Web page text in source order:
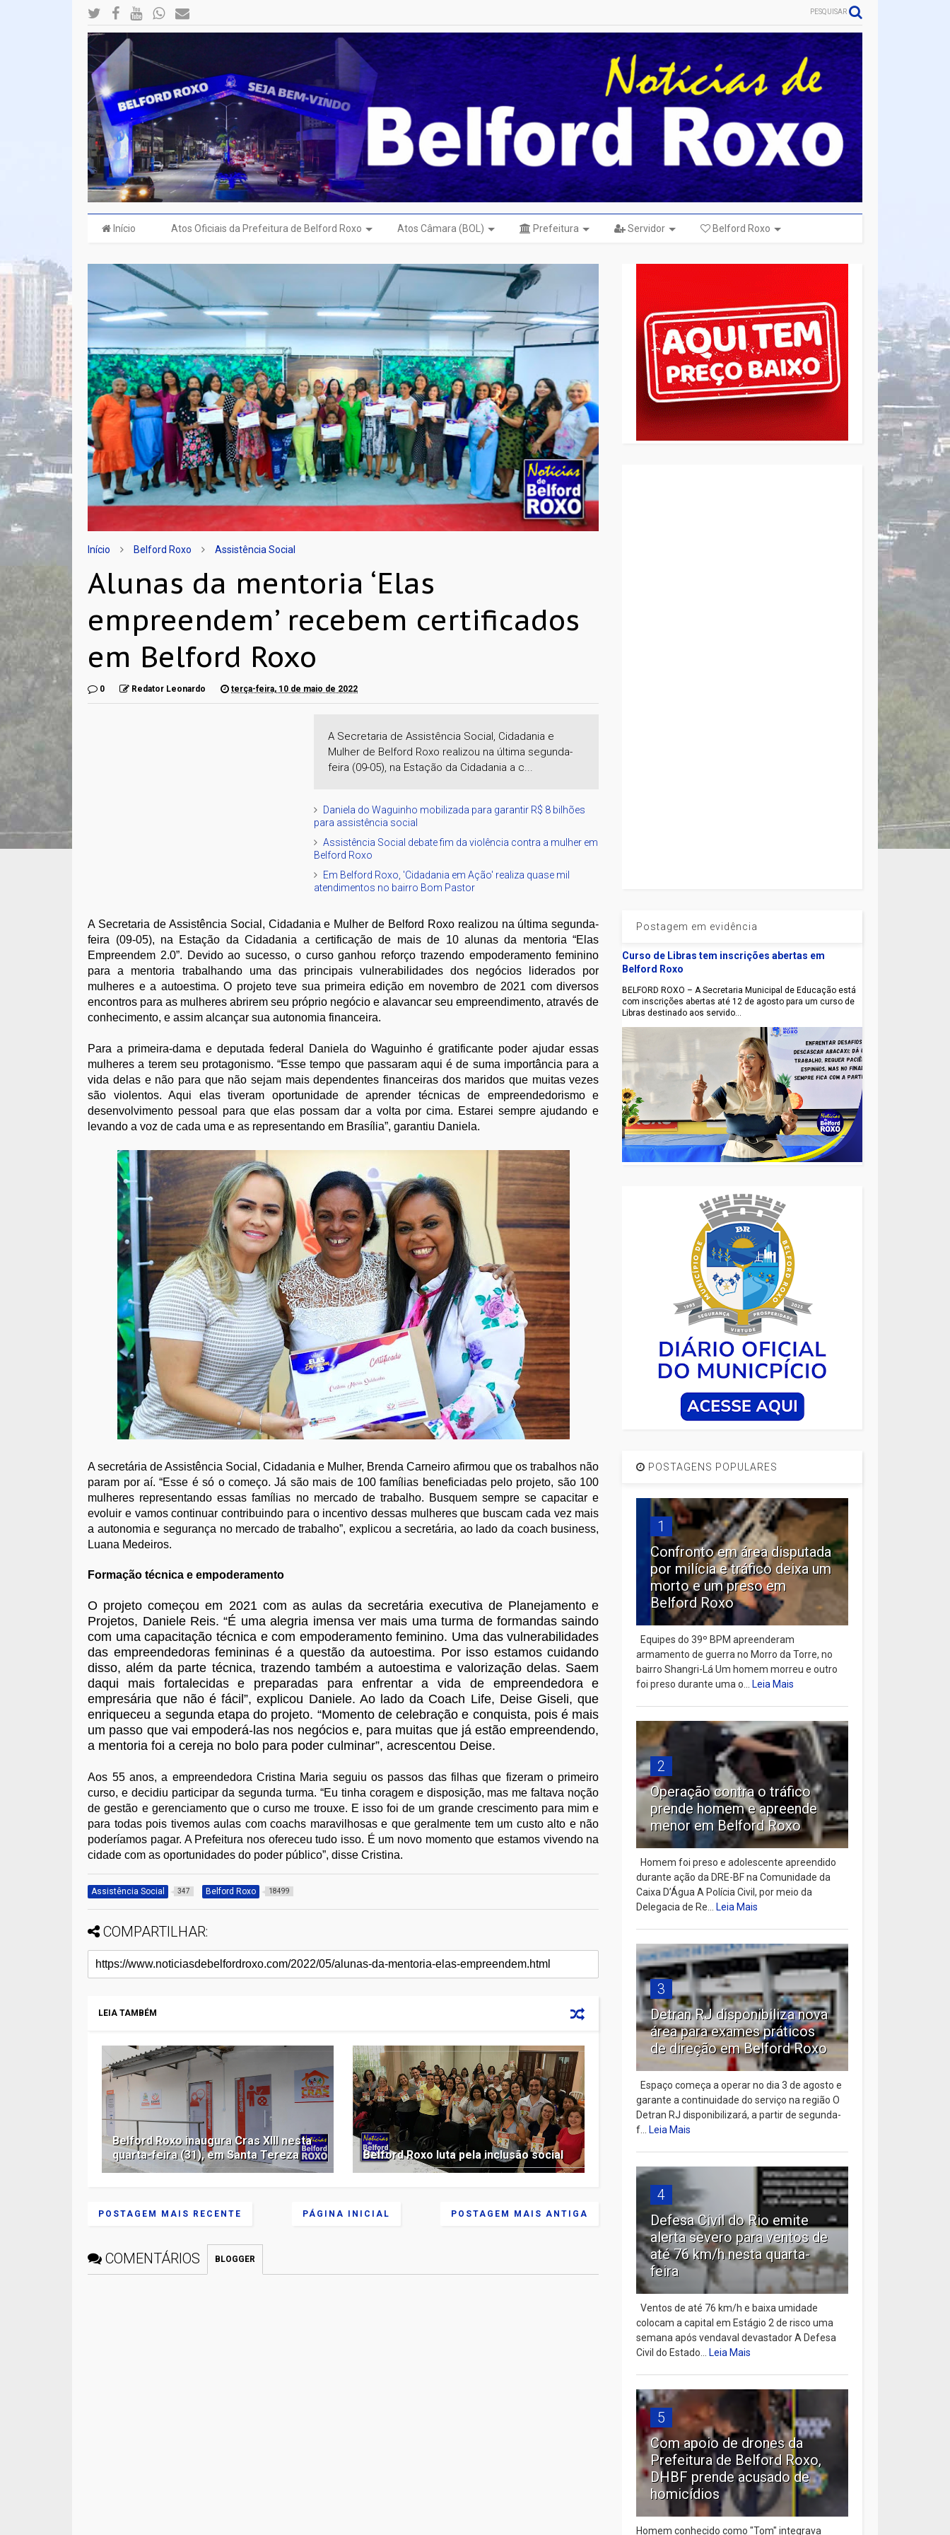
PESQUISAR
Início Atos Oficiais da Prefeitura de Belford Roxo Atos Câmara (BOL) Prefeitura Servidor Belford Roxo
Início Belford Roxo Assistência Social
Alunas da mentoria ‘Elas
empreendem’ recebem certificados
em Belford Roxo
0 Redator Leonardo terça-feira, 10 de maio de 2022
A Secretaria de Assistência Social, Cidadania e
Mulher de Belford Roxo realizou na última segunda-
feira (09-05), na Estação da Cidadania a c...
Daniela do Waguinho mobilizada para garantir R$ 8 bilhões
para assistência social
Assistência Social debate fim da violência contra a mulher em
Belford Roxo
Em Belford Roxo, 'Cidadania em Ação' realiza quase mil
atendimentos no bairro Bom Pastor
A Secretaria de Assistência Social, Cidadania e Mulher de Belford Roxo realizou na última segunda-
feira (09-05), na Estação da Cidadania a certificação de mais de 10 alunas da mentoria “Elas
Empreendem 2.0”. Devido ao sucesso, o curso ganhou reforço trazendo empoderamento feminino
para a mentoria trabalhando uma das principais vulnerabilidades dos negócios liderados por
mulheres e a autoestima. O projeto teve sua primeira edição em novembro de 2021 com diversos
encontros para as mulheres abrirem seu próprio negócio e alavancar seu empreendimento, através de
conhecimento, e assim alcançar sua autonomia financeira.
Para a primeira-dama e deputada federal Daniela do Waguinho é gratificante poder ajudar essas
mulheres a terem seu protagonismo. “Esse tempo que passaram aqui é de suma importância para a
vida delas e não para que não sejam mais dependentes financeiras dos maridos que muitas vezes
são violentos. Aqui elas tiveram oportunidade de aprender técnicas de empreendedorismo e
desenvolvimento pessoal para que elas possam dar a volta por cima. Estarei sempre ajudando e
levando a voz de cada uma e as representando em Brasília”, garantiu Daniela.
A secretária de Assistência Social, Cidadania e Mulher, Brenda Carneiro afirmou que os trabalhos não
param por aí. “Esse é só o começo. Já são mais de 100 famílias beneficiadas pelo projeto, são 100
mulheres representando essas famílias no mercado de trabalho. Busquem sempre se capacitar e
evoluir e vamos continuar contribuindo para o incentivo dessas mulheres que buscam cada vez mais
a autonomia e segurança no mercado de trabalho”, explicou a secretária, ao lado da coach business,
Luana Medeiros.
Formação técnica e empoderamento
O projeto começou em 2021 com as aulas da secretária executiva de Planejamento e
Projetos, Daniele Reis. “É uma alegria imensa ver mais uma turma de formandas saindo
com uma capacitação técnica e com empoderamento feminino. Uma das vulnerabilidades
das empreendedoras femininas é a questão da autoestima. Por isso estamos cuidando
disso, além da parte técnica, trazendo também a autoestima e valorização delas. Saem
daqui mais fortalecidas e preparadas para enfrentar a vida de empreendedora e
empresária que não é fácil”, explicou Daniele. Ao lado da Coach Life, Deise Giseli, que
enriqueceu a segunda etapa do projeto. “Momento de celebração e conquista, pois é mais
um passo que vai empoderá-las nos negócios e, para muitas que já estão empreendendo,
a mentoria foi a cereja no bolo para poder culminar”, acrescentou Deise.
Aos 55 anos, a empreendedora Cristina Maria seguiu os passos das filhas que fizeram o primeiro
curso, e decidiu participar da segunda turma. “Eu tinha coragem e disposição, mas me faltava noção
de gestão e gerenciamento que o curso me trouxe. E isso foi de um grande crescimento para mim e
para todas pois tivemos aulas com coachs maravilhosas e que geralmente tem um custo alto e não
poderíamos pagar. A Prefeitura nos ofereceu tudo isso. É um novo momento que estamos vivendo na
cidade com as oportunidades do poder público”, disse Cristina.
Assistência Social 347 Belford Roxo 18499
COMPARTILHAR:
LEIA TAMBÉM
Belford Roxo inaugura Cras XIII nesta
quarta-feira (31), em Santa Tereza
Belford Roxo luta pela inclusão social
POSTAGEM MAIS RECENTE POSTAGEM MAIS ANTIGA
PÁGINA INICIAL
COMENTÁRIOS BLOGGER
Postagem em evidência
Curso de Libras tem inscrições abertas em
Belford Roxo
BELFORD ROXO – A Secretaria Municipal de Educação está
com inscrições abertas até 12 de agosto para um curso de
Libras destinado aos servido...
POSTAGENS POPULARES
1
Confronto em área disputada
por milícia e tráfico deixa um
morto e um preso em
Belford Roxo
Equipes do 39º BPM apreenderam
armamento de guerra no Morro da Torre, no
bairro Shangri-Lá Um homem morreu e outro
foi preso durante uma o...Leia Mais
2
Operação contra o tráfico
prende homem e apreende
menor em Belford Roxo
Homem foi preso e adolescente apreendido
durante ação da DRE-BF na Comunidade da
Caixa D’Água A Polícia Civil, por meio da
Delegacia de Re...Leia Mais
3
Detran RJ disponibiliza nova
área para exames práticos
de direção em Belford Roxo
Espaço começa a operar no dia 3 de agosto e
garante a continuidade do serviço na região O
Detran RJ disponibilizará, a partir de segunda-
f...Leia Mais
4
Defesa Civil do Rio emite
alerta severo para ventos de
até 76 km/h nesta quarta-
feira
Ventos de até 76 km/h e baixa umidade
colocam a capital em Estágio 2 de risco uma
semana após vendaval devastador A Defesa
Civil do Estado...Leia Mais
5
Com apoio de drones da
Prefeitura de Belford Roxo,
DHBF prende acusado de
homicídios
Homem conhecido como "Tom" integrava